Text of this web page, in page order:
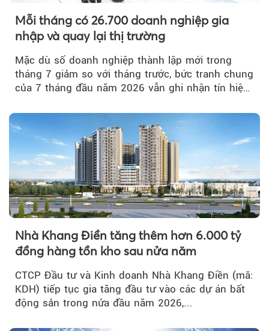
Mỗi tháng có 26.700 doanh nghiệp gia
nhập và quay lại thị trường
Mặc dù số doanh nghiệp thành lập mới trong
tháng 7 giảm so với tháng trước, bức tranh chung
của 7 tháng đầu năm 2026 vẫn ghi nhận tín hiệu
Nhà Khang Điền tăng thêm hơn 6.000 tỷ
đồng hàng tồn kho sau nửa năm
CTCP Đầu tư và Kinh doanh Nhà Khang Điền (mã:
KDH) tiếp tục gia tăng đầu tư vào các dự án bất
động sản trong nửa đầu năm 2026,...